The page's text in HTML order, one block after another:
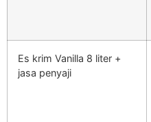
Es krim Vanilla 8 liter +
jasa penyaji